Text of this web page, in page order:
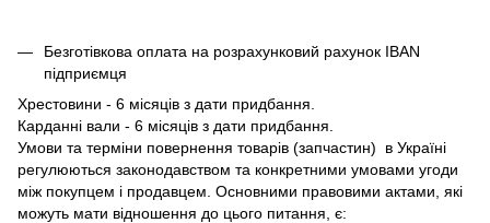
Безготівкова оплата на розрахунковий рахунок IBAN
підприємця
Хрестовини - 6 місяців з дати придбання.
Карданні вали - 6 місяців з дати придбання.
Умови та терміни повернення товарів (запчастин) в Україні
регулюються законодавством та конкретними умовами угоди
між покупцем і продавцем. Основними правовими актами, які
можуть мати відношення до цього питання, є: